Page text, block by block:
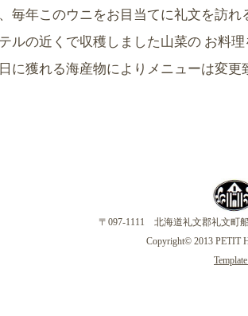
毎年このウニをお目当てに礼文を訪
ルの近くで収穫しました山菜の お料
に獲れる海産物によりメニューは変更
〒097-1111 北海道礼文郡礼文町
Copyright© 2013 PETIT